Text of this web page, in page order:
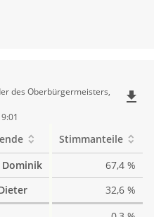
des Oberbürgermeisters,
file_download
Stimmanteile
Dominik
67,4 %
32,6 %